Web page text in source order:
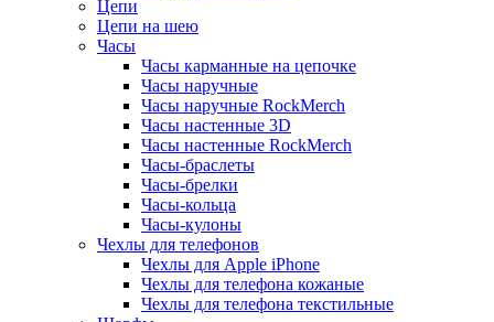
Цепи
Цепи на шею
Часы
Часы карманные на цепочке
Часы наручные
Часы наручные RockMerch
Часы настенные 3D
Часы настенные RockMerch
Часы-браслеты
Часы-брелки
Часы-кольца
Часы-кулоны
Чехлы для телефонов
Чехлы для Apple iPhone
Чехлы для телефона кожаные
Чехлы для телефона текстильные